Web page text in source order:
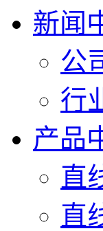
新闻
公
行
产品
直
直